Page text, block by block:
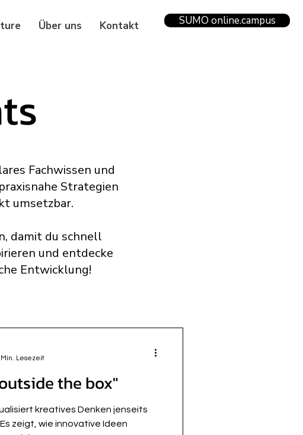
Über uns Kontakt SUMO online.campus
Fachwissen und
Strategien
umsetzbar.
damit du schnell
und entdecke
Entwicklung!
the box"
kreatives Denken jenseits
zeigt, wie innovative Ideen
Min. Lesezeit